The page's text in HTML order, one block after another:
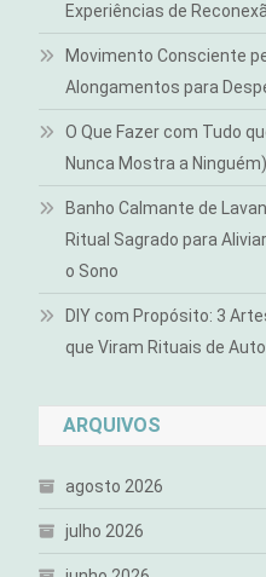
Experiências de
Movimento Consciente
Alongamentos para
O Que Fazer com Tudo
Nunca Mostra a Ninguém)
Banho Calmante de
Ritual Sagrado para
o Sono
DIY com Propósito: 3
que Viram Rituais de
ARQUIVOS
agosto 2026
julho 2026